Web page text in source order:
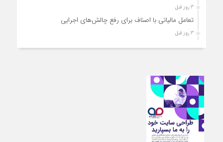
3 روز قبل
تعامل مالیاتی با اصناف برای رفع چالش‌های اجرایی
3 روز قبل
توجه به دغدغه های اصناف، کلید حل مشکلات اقتصادی کشور
واحدهای مجاز انجام شود